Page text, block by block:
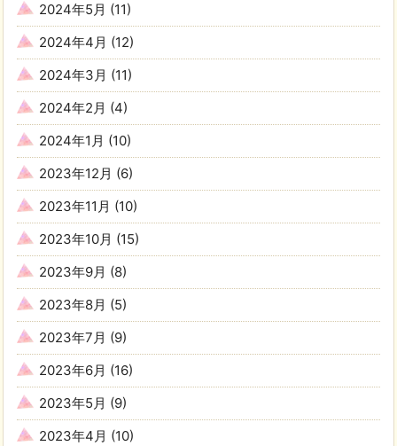
2024年5月 (11)
2024年4月 (12)
2024年3月 (11)
2024年2月 (4)
2024年1月 (10)
2023年12月 (6)
2023年11月 (10)
2023年10月 (15)
2023年9月 (8)
2023年8月 (5)
2023年7月 (9)
2023年6月 (16)
2023年5月 (9)
2023年4月 (10)